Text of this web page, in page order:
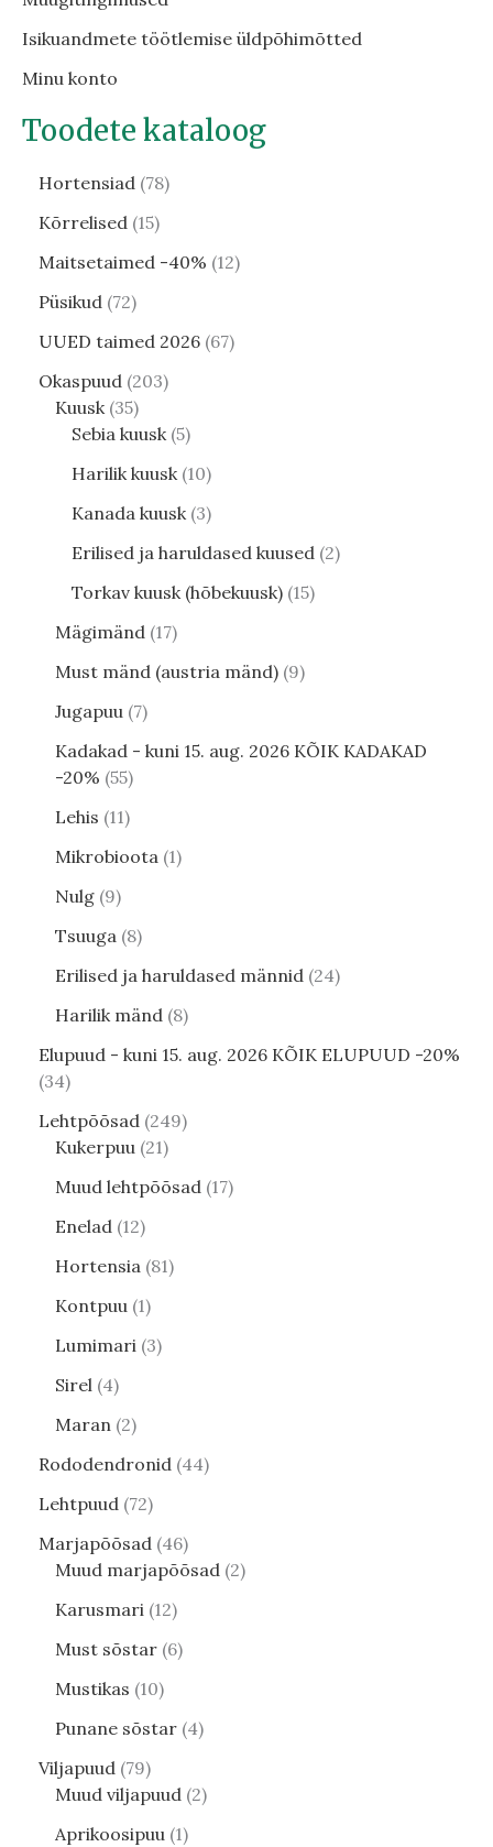
Isikuandmete töötlemise üldpõhimõtted
Minu konto
Toodete kataloog
Hortensiad 78
Kõrrelised 15
Maitsetaimed -40% 12
Püsikud 72
UUED taimed 2026 67
Okaspuud 203
Kuusk 35
Sebia kuusk 5
Harilik kuusk 10
Kanada kuusk 3
Erilised ja haruldased kuused 2
Torkav kuusk (hõbekuusk) 15
Mägimänd 17
Must mänd (austria mänd) 9
Jugapuu 7
Kadakad - kuni 15. aug. 2026 KÕIK KADAKAD
-20% 55
Lehis 11
Mikrobioota 1
Nulg 9
Tsuuga 8
Erilised ja haruldased männid 24
Harilik mänd 8
Elupuud - kuni 15. aug. 2026 KÕIK ELUPUUD -20%
34
Lehtpõõsad 249
Kukerpuu 21
Muud lehtpõõsad 17
Enelad 12
Hortensia 81
Kontpuu 1
Lumimari 3
Sirel 4
Maran 2
Rododendronid 44
Lehtpuud 72
Marjapõõsad 46
Muud marjapõõsad 2
Karusmari 12
Must sõstar 6
Mustikas 10
Punane sõstar 4
Viljapuud 79
Muud viljapuud 2
Aprikoosipuu 1